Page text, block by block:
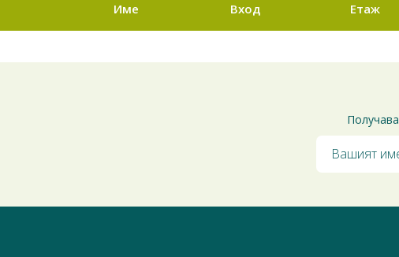
Име Вход Етаж